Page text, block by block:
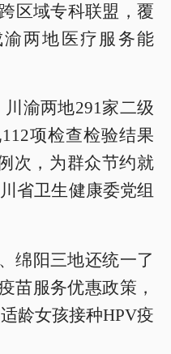
区域专科联盟，覆
两地医疗服务能
渝两地291家二级
项检查检验结果
次，为群众节约就
省卫生健康委党组
阳三地还统一了
苗服务优惠政策，
龄女孩接种HPV疫